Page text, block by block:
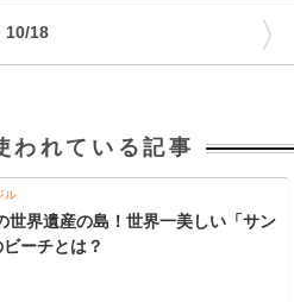
10/18 〉
われている記事
ル
世界遺産の島！世界一美しい「サン
ーチとは？